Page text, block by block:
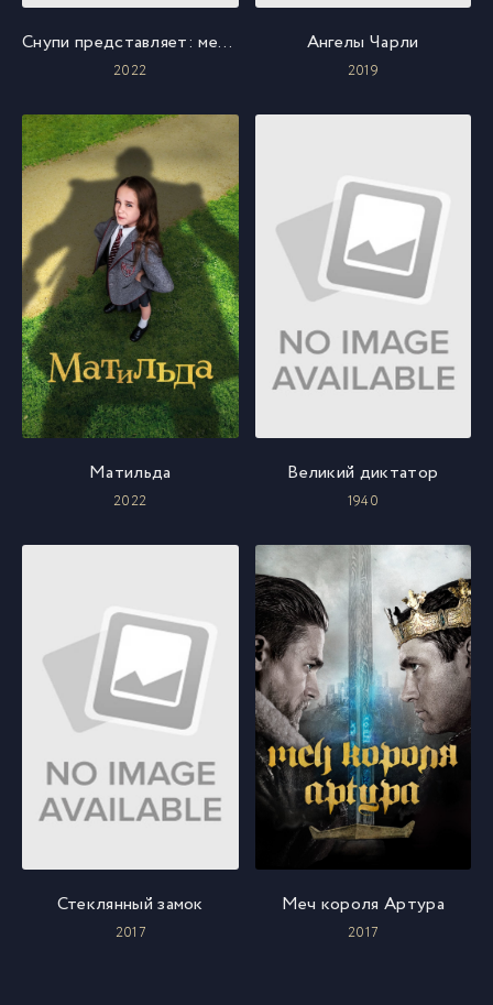
Снупи представляет: мелочи имеют значение, Чарли Браун
2022
Ангелы Чарли
2019
Матильда
2022
Великий диктатор
1940
Стеклянный замок
2017
Меч короля Артура
2017